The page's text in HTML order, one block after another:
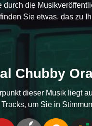
durch die
Sie etwas, das zu
Chubby
dieser Musik liegt
um Sie in